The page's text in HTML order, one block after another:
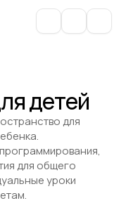
детей
для
для общего
уроки